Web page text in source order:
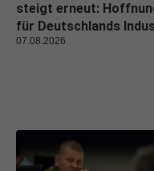
steigt erneut:
für Deutschlands
07.08.2026